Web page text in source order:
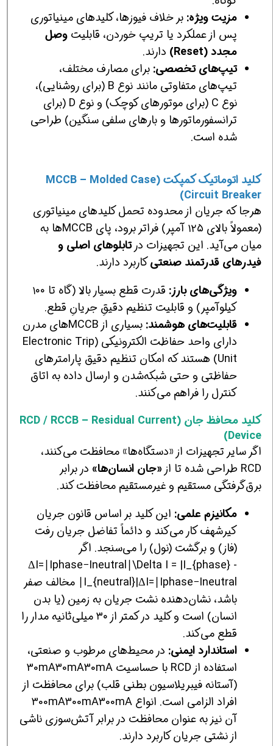
مزیت ویژه: بر خلاف فیوزها، کلیدهای مینیاتوری
پس از عملکرد یا تریپ خوردن، قابلیت وصل
مجدد (Reset)
دارند.
تیپ‌های تخصصی: برای مصارف مختلف،
تیپ‌های متفاوتی مانند نوع B (برای روشنایی)،
نوع C (برای موتورهای کوچک) و نوع D (برای
ترانسفورماتورها و بارهای سلفی سنگین) طراحی
شده است.
کلید اتوماتیک کمپکت (MCCB – Molded Case
Circuit Breaker)
هرجا که جریان از محدوده تحمل کلیدهای مینیاتوری
(معمولاً بالای ۱۲۵ آمپر) فراتر برود، پای MCCBها به
میان می‌آید. این تجهیزات در تابلوهای اصلی و
فیدرهای قدرتمند صنعتیکاربرد دارند.
ویژگی‌های بارز:
قدرت قطع بسیار بالا (گاه تا ۱۰۰
کیلوآمپر) و قابلیت تنظیم دقیقِ جریانِ قطع.
قابلیت‌های هوشمند:
بسیاری از MCCBهای مدرن
دارای واحد حفاظت الکترونیکی (Electronic Trip
Unit) هستند که امکان تنظیم دقیق پارامترهای
حفاظتی و حتی شبکه‌شدن و ارسال داده به اتاق
کنترل را فراهم می‌کنند.
کلید محافظ جان (RCD / RCCB – Residual Current
Device)
اگر سایر تجهیزات از «دستگاه‌ها» محافظت می‌کنند،
RCD طراحی شده تا از
«جان انسان‌ها» در برابر
برق‌گرفتگی مستقیم و غیرمستقیم محافظت کند.
مکانیزم علمی: این کلید بر اساس قانون جریان
کیرشهف کار می‌کند و دائماً تفاضل جریان رفت
(فاز) و برگشت (نول) را می‌سنجد. اگر
ΔI=∣Iphase−Ineutral∣\Delta I = |I_{phase} -
I_{neutral}|ΔI=∣Iphase​−Ineutral​∣ مخالف صفر
باشد، نشان‌دهنده نشت جریان به زمین (یا بدن
انسان) است و کلید در کمتر از ۳۰ میلی‌ثانیه مدار را
قطع می‌کند.
استاندارد ایمنی: در محیط‌های مرطوب و صنعتی،
استفاده از RCD با حساسیت 30mA30mA30mA
(آستانه فیبریلاسیون بطنی قلب) برای محافظت از
افراد الزامی است. انواع 300mA300mA300mA
آن نیز به عنوان محافظت در برابر آتش‌سوزی ناشی
از نشتی جریان کاربرد دارند.